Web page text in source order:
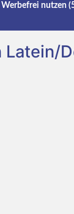
Werbefrei nutzen
Latein/